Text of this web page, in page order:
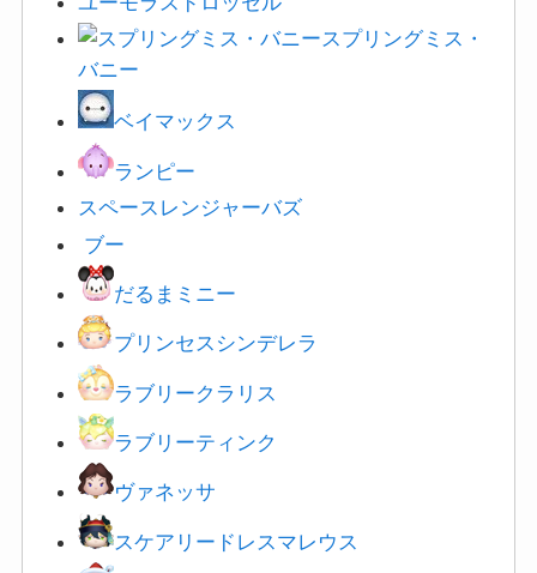
スプリングミス・
バニー
ベイマックス
ランピー
スペースレンジャーバズ
ブー
だるまミニー
プリンセスシンデレラ
ラブリークラリス
ラブリーティンク
ヴァネ ッサ
スケアリードレスマレウス